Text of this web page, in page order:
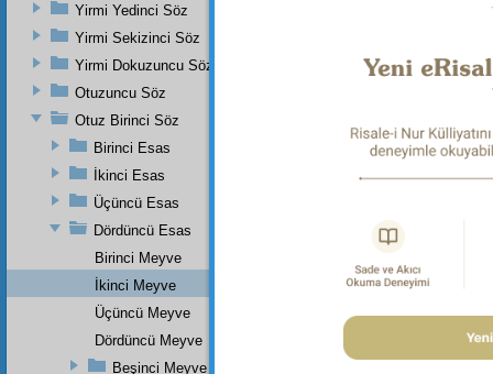
(53)1;
Yirmi Yedinci Söz
Yirmi Sekizinci Söz
Yirmi Dokuzuncu Söz
Otuzuncu Söz
Otuz Birinci Söz
Birinci Esas
İkinci Esas
Üçüncü Esas
Dördüncü Esas
Birinci Meyve
İkinci Meyve
Üçüncü Meyve
Dördüncü Meyve
Beşinci Meyve